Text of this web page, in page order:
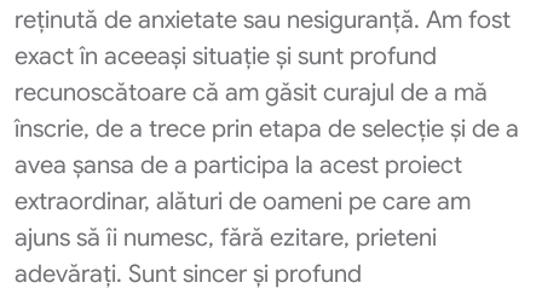
reținută de anxietate sau nesiguranță. Am fost
exact în aceeași situație și sunt profund
recunoscătoare că am găsit curajul de a mă
înscrie, de a trece prin etapa de selecție și de a
avea șansa de a participa la acest proiect
extraordinar, alături de oameni pe care am
ajuns să îi numesc, fără ezitare, prieteni
adevărați. Sunt sincer și profund